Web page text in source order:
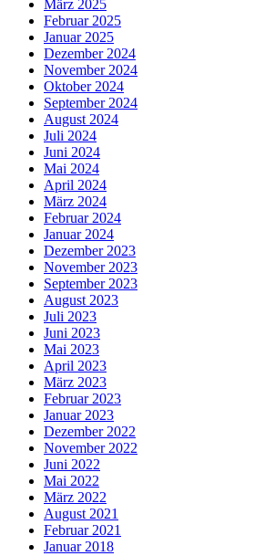
März 2025
Februar 2025
Januar 2025
Dezember 2024
November 2024
Oktober 2024
September 2024
August 2024
Juli 2024
Juni 2024
Mai 2024
April 2024
März 2024
Februar 2024
Januar 2024
Dezember 2023
November 2023
September 2023
August 2023
Juli 2023
Juni 2023
Mai 2023
April 2023
März 2023
Februar 2023
Januar 2023
Dezember 2022
November 2022
Juni 2022
Mai 2022
März 2022
August 2021
Februar 2021
Januar 2018